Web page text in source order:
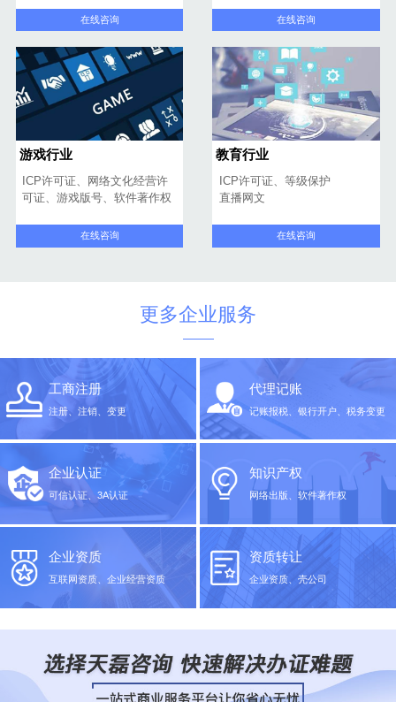
在线咨询 在线咨询
游戏行业
ICP许可证、网络文化经营许
可证、游戏版号、软件著作权
在线咨询
教育行业
ICP许可证、等级保护
直播网文
在线咨询
更多企业服务
工商注册
注册、注销、变更
代理记账
记账报税、银行开户、税务变更
企业认证
可信认证、3A认证
知识产权
网络出版、软件著作权
企业资质
互联网资质、企业经营资质
资质转让
企业资质、壳公司